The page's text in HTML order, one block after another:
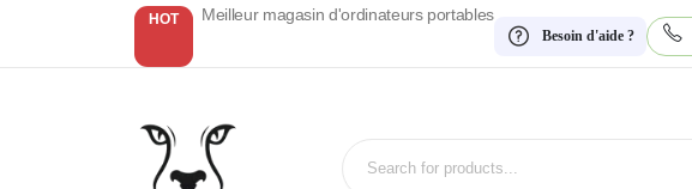
HOT Meilleur magasin d'ordinateurs portables
Besoin d'aide ?